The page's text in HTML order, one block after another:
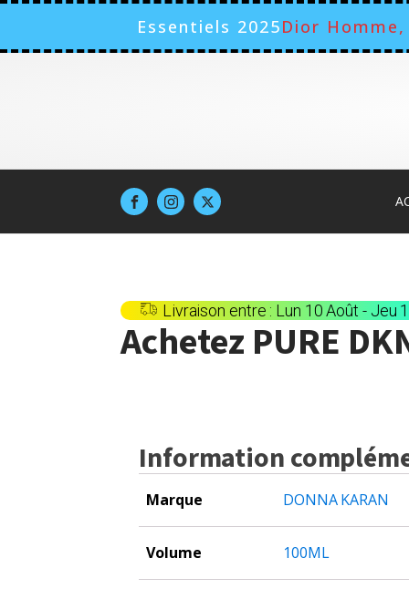
Essentiels 2025Dior
Livraison entre : Lun 10 Août - Jeu
Achetez PURE
Information
Marque DONNA KARAN
Volume 100ML